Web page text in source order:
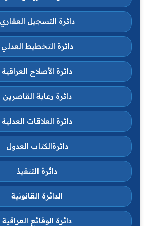
دائرة التسجيل العقاري
دائرة التخطيط العدلي
دائرة الأصلاح العراقية
دائرة رعاية القاصرين
دائرة العلاقات العدلية
دائرةالكتاب العدول
دائرة التنفيذ
الدائرة القانونية
دائرة الوقائع العراقية